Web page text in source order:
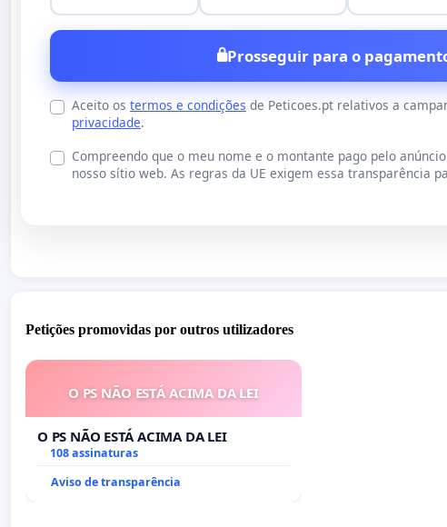
Prosseguir para o
Aceito os termos e condições de Peticoes.pt relativos a
privacidade.
Compreendo que o meu nome e o montante pago pelo
nosso sítio web. As regras da UE exigem essa transparência
Petições promovidas por outros utilizadores
O PS NÃO ESTÁ ACIMA DA LEI
O PS NÃO ESTÁ ACIMA DA LEI
108 assinaturas
Aviso de transparência